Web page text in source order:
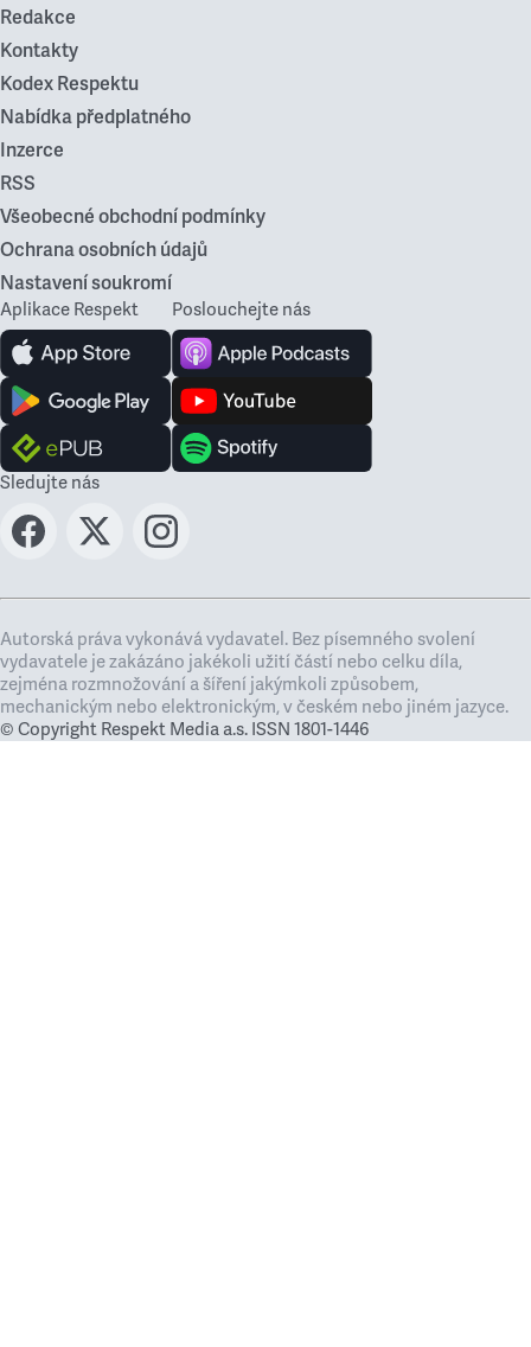
Redakce
Kontakty
Kodex Respektu
Nabídka předplatného
Inzerce
RSS
Všeobecné obchodní podmínky
Ochrana osobních údajů
Nastavení soukromí
Aplikace Respekt Poslouchejte nás
Sledujte nás
Autorská práva vykonává vydavatel. Bez písemného svolení
vydavatele je zakázáno jakékoli užití částí nebo celku díla,
zejména rozmnožování a šíření jakýmkoli způsobem,
mechanickým nebo elektronickým, v českém nebo jiném jazyce.
© Copyright Respekt Media a.s. ISSN 1801-1446